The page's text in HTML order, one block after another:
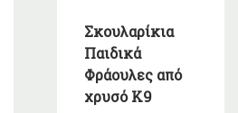
Σκουλαρίκια
Παιδικά
Φράουλες από
χρυσό Κ9